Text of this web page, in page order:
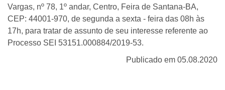
Vargas, nº 78, 1º andar, Centro, Feira de Santana-BA,
CEP: 44001-970, de segunda a sexta - feira das 08h às
17h, para tratar de assunto de seu interesse referente ao
Processo SEI 53151.000884/2019-53.
Publicado em 05.08.2020